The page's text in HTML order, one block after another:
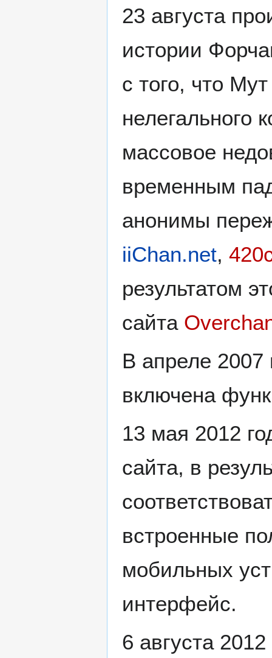
23 августа
истории
с того, что
нелегального
массовое
временным
анонимы
iiChan.net,
результатом
сайта
В апреле 2007
включена
13 мая 2012
сайта, в
встроенные
мобильных
интерфейс.
6 августа